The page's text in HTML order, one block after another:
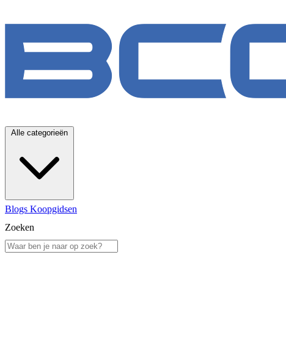
Alle categorieën
Blogs Koopgidsen
Zoeken